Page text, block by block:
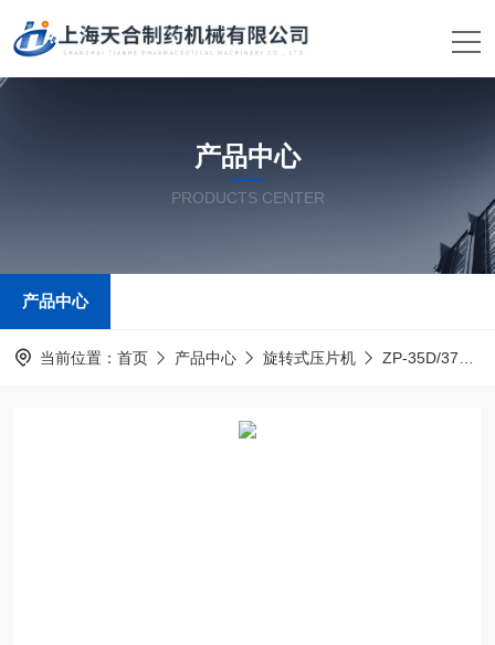
产品中心
PRODUCTS CENTER
产品中心
当前位置： 首页 产品中心 旋转式压片机 ZP-35D/37D